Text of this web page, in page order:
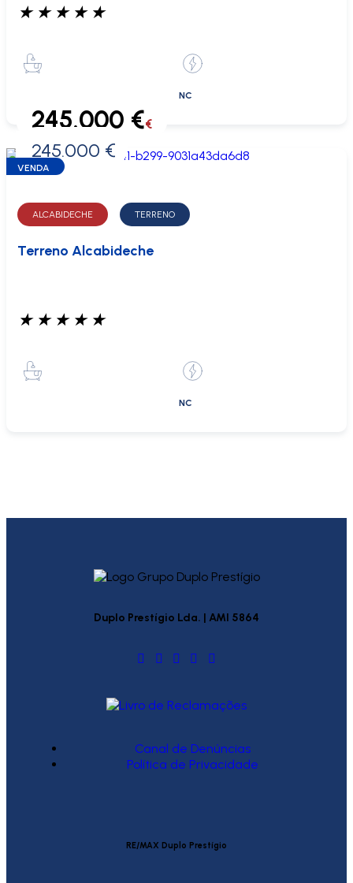
★ ★ ★ ★ ★
NC
0 €
245.000 €€
245.000 €
VENDA
ALCABIDECHE TERRENO
Terreno Alcabideche
★ ★ ★ ★ ★
NC
Duplo Prestígio Lda. | AMI 5864
Canal de Denúncias
Política de Privacidade
RE/MAX Duplo Prestígio